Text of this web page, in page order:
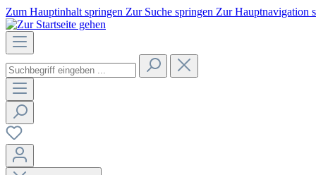
Zum Hauptinhalt springen Zur Suche springen Zur Hauptnavigation